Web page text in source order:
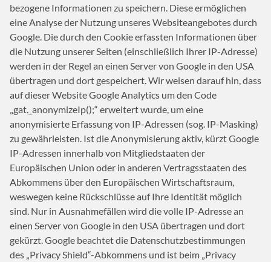
bezogene Informationen zu speichern. Diese ermöglichen
eine Analyse der Nutzung unseres Websiteangebotes durch
Google. Die durch den Cookie erfassten Informationen über
die Nutzung unserer Seiten (einschließlich Ihrer IP-Adresse)
werden in der Regel an einen Server von Google in den USA
übertragen und dort gespeichert. Wir weisen darauf hin, dass
auf dieser Website Google Analytics um den Code
„gat._anonymizeIp();“ erweitert wurde, um eine
anonymisierte Erfassung von IP-Adressen (sog. IP-Masking)
zu gewährleisten. Ist die Anonymisierung aktiv, kürzt Google
IP-Adressen innerhalb von Mitgliedstaaten der
Europäischen Union oder in anderen Vertragsstaaten des
Abkommens über den Europäischen Wirtschaftsraum,
weswegen keine Rückschlüsse auf Ihre Identität möglich
sind. Nur in Ausnahmefällen wird die volle IP-Adresse an
einen Server von Google in den USA übertragen und dort
gekürzt. Google beachtet die Datenschutzbestimmungen
des „Privacy Shield“-Abkommens und ist beim „Privacy